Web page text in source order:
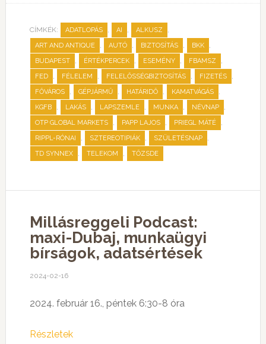
CÍMKÉK: ADATLOPÁS , AI , ALKUSZ ,
ART AND ANTIQUE , AUTÓ , BIZTOSÍTÁS , BKK ,
BUDAPEST , ÉRTÉKPERCEK , ESEMÉNY , FBAMSZ ,
FED , FÉLELEM , FELELŐSSÉGBIZTOSÍTÁS , FIZETÉS ,
FŐVÁROS , GÉPJÁRMŰ , HATÁRIDŐ , KAMATVÁGÁS ,
KGFB , LAKÁS , LAPSZEMLE , MUNKA , NÉVNAP ,
OTP GLOBAL MARKETS , PAPP LAJOS , PRIEGL MÁTÉ ,
RIPPL-RÓNAI , SZTEREOTIPIÁK , SZÜLETÉSNAP ,
TD SYNNEX , TELEKOM , TŐZSDE
Millásreggeli Podcast:
maxi-Dubaj, munkaügyi
bírságok, adatsértések
2024-02-16
2024. február 16., péntek 6:30-8 óra
Részletek